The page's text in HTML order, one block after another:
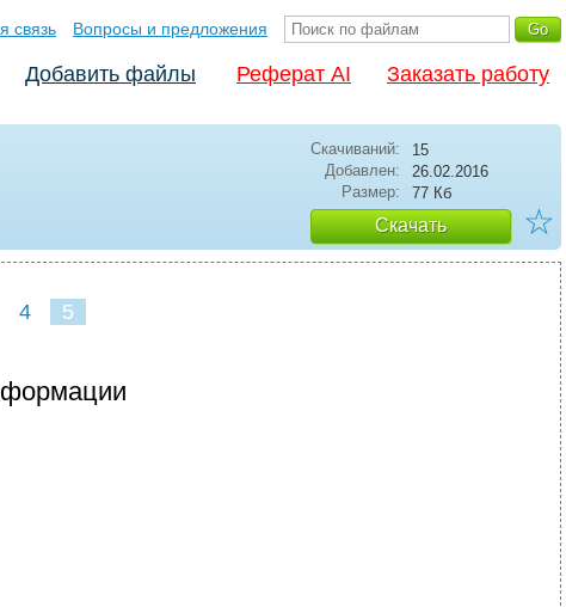
связь Вопросы и предложения
Добавить файлы Реферат AI Заказать работу
Скачиваний:
15
Добавлен:
26.02.2016
Размер:
77 Кб
Скачать ☆
4 5